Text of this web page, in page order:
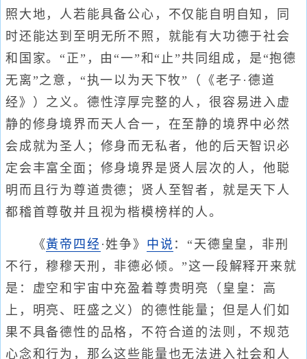
照大地，人若能具备公心，不仅能自明自知，同
时还能达到至明无所不照，就能有大功德于社会
和国家。“正”，由“一”和“止”共同组成，是“抱德
无离”之意，“执一以为天下牧”（《老子·德道
经》）之义。德性淳厚完整的人，很容易进入虚
静的修身境界而天人合一，在至静的境界中必然
会成就为圣人；修身而无私者，他的后天智识必
定会丰富全面；修身境界是贤人层次的人，他聪
明而且行为尊道贵德；贤人至智者，就是天下人
都稽首尊敬并且视为楷模榜样的人。
《黃帝四经 ·姓争》 中说 ：“天德皇皇，非刑
不行，穆穆天刑，非德必倾。”这一段解释开来就
是：虚空和宇宙中充盈着尊贵明亮（皇皇：高
上，明亮、旺盛之义）的德性能量；但是人们如
果不具备德性的品格，不符合道的法则，不规范
心念和行为，那么这些能量也无法进入社会和人